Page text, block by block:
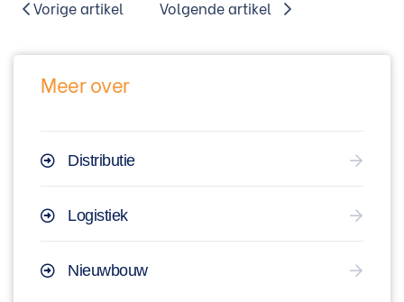
Vorige artikel Volgende artikel
Meer over
Distributie
Logistiek
Nieuwbouw